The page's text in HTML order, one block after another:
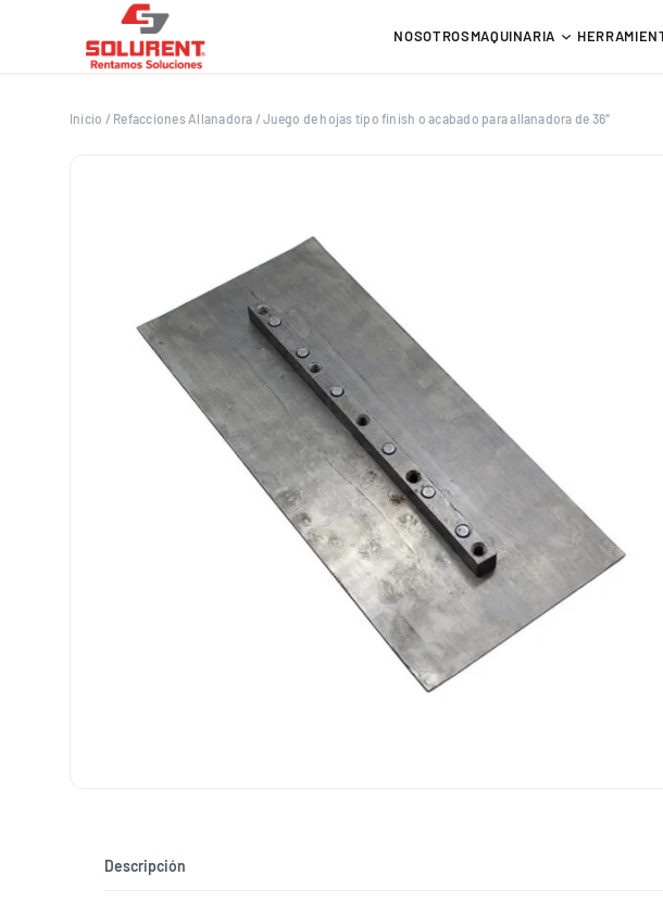
NOSOTROSMAQUINARIA
Inicio / Refacciones Allanadora /Juego de hojas tipo finish o acabado para allanadora de 36″
Descripción